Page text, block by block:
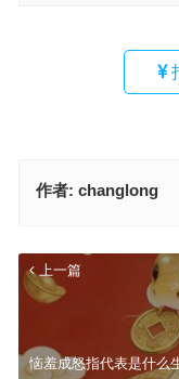
作者: changlong
上一篇
恼羞成怒指代表是什么